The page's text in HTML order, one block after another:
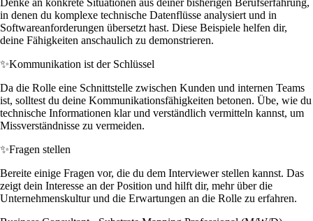
in denen du komplexe technische Datenflüsse analysiert und in
Softwareanforderungen übersetzt hast. Diese Beispiele helfen dir,
deine Fähigkeiten anschaulich zu demonstrieren.
✨Kommunikation ist der Schlüssel
Da die Rolle eine Schnittstelle zwischen Kunden und internen Teams
ist, solltest du deine Kommunikationsfähigkeiten betonen. Übe, wie du
technische Informationen klar und verständlich vermitteln kannst, um
Missverständnisse zu vermeiden.
✨Fragen stellen
Bereite einige Fragen vor, die du dem Interviewer stellen kannst. Das
zeigt dein Interesse an der Position und hilft dir, mehr über die
Unternehmenskultur und die Erwartungen an die Rolle zu erfahren.